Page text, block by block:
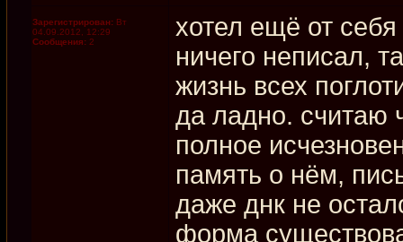
Зарегистрирован: Вт
04.09.2012, 12:29
Сообщения: 2
хотел ещё от себя
ничего неписал,
жизнь всех
да ладно. считаю
полное
память о нём,
даже днк не
форма